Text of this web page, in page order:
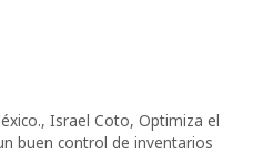
, Israel Coto, Optimiza el
buen control de inventarios